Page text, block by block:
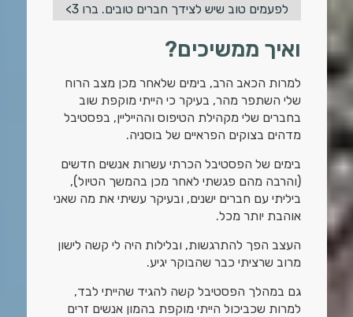
לפעמים טוב שיש לצידך חברים טובים. ברו 3>
ואיך ממשיכים?
למרות הכאב הרב, בימים שלאחר מכן מצב הרוח
שלי השתפר מהר, בעיקר כי הייתי מוקפת שוב
בחברים שלי מקהילת הטיפוס וההייליין, בפסטיבל
מדהים בצוקים הפראיים של בוסניה.
בימים של הפסטיבל הכרתי עשרות אנשים חדשים
(והרבה מהם פגשתי לאחר מכן בהמשך הטיול),
ביליתי עם חברים ישנים, ובעיקר עשיתי את מה שאני
אוהבת יותר מכל.
העצב הפך להתרגשות, ובלילות היה לי קשה לישון
מרוב שרציתי כבר שהבוקר יגיע.
גם במהלך הפסטיבל קשה להגיד שהייתי לבד,
למרות שכביכול הייתי מוקפת בהמון אנשים זרים